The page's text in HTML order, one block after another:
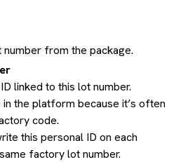
from the package.
linked to this lot number.
in the platform because it’s often
code.
this personal ID on each
factory lot number.